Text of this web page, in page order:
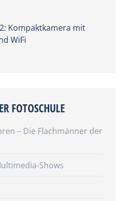
Kompaktkamera mit
WiFi
FOTOSCHULE
– Die Flachmänner der
Shows